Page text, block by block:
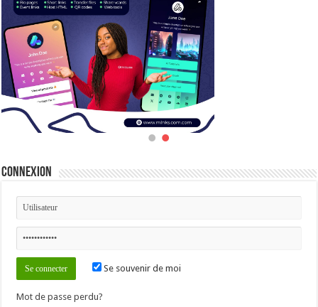
Connexion
Se souvenir de moi
Mot de passe perdu?